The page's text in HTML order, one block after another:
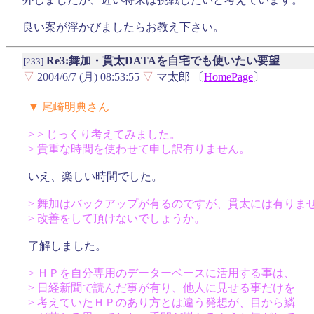
良い案が浮かびましたらお教え下さい。
[233] Re3:舞加・貫太DATAを自宅でも使いたい要望
▽ 2004/6/7 (月) 08:53:55 ▽ マ太郎 〔HomePage〕
▼ 尾崎明典さん
> > じっくり考えてみました。
> 貴重な時間を使わせて申し訳有りません。
いえ、楽しい時間でした。
> 舞加はバックアップが有るのですが、貫太には有りま
> 改善をして頂けないでしょうか。
了解しました。
> ＨＰを自分専用のデーターベースに活用する事は、
> 日経新聞で読んだ事が有り、他人に見せる事だけを
> 考えていたＨＰのあり方とは違う発想が、目から鱗